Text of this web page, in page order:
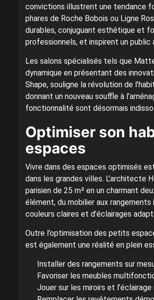
convictions illustrent une tendance
phares de Roche Bobois ou Ligne
durables, conjuguant esthétique et
professionnels, et inspirent un public
Les salons spécialisés tels que
dynamique en présentant des
Shape, souligne la révolution de
donnant un nouveau souffle à
fonctionnalité sont désormais
Optimiser son
espaces
Vivre dans des espaces optimisés
dans les grandes villes. L’architecte
parisien de 25 m² en un charmant
élément, du mobilier aux
couleurs claires et d’éclairages
Outre l’optimisation des petits
est également une réalité en plein
Installer des rangements sur
Favoriser les meubles
Jouer sur les miroirs et